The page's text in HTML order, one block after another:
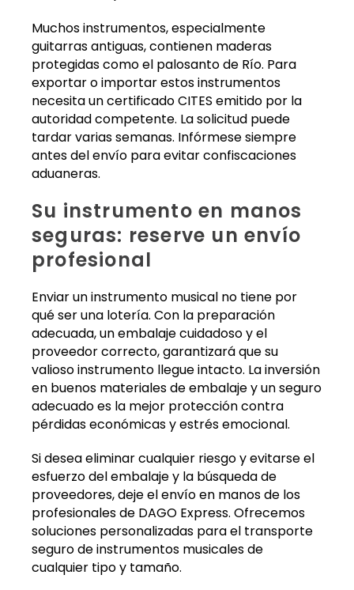
Muchos instrumentos, especialmente
guitarras antiguas, contienen maderas
protegidas como el palosanto de Río. Para
exportar o importar estos instrumentos
necesita un certificado CITES emitido por la
autoridad competente. La solicitud puede
tardar varias semanas. Infórmese siempre
antes del envío para evitar confiscaciones
aduaneras.
Su instrumento en manos
seguras: reserve un envío
profesional
Enviar un instrumento musical no tiene por
qué ser una lotería. Con la preparación
adecuada, un embalaje cuidadoso y el
proveedor correcto, garantizará que su
valioso instrumento llegue intacto. La inversión
en buenos materiales de embalaje y un seguro
adecuado es la mejor protección contra
pérdidas económicas y estrés emocional.
Si desea eliminar cualquier riesgo y evitarse el
esfuerzo del embalaje y la búsqueda de
proveedores, deje el envío en manos de los
profesionales de DAGO Express. Ofrecemos
soluciones personalizadas para el transporte
seguro de instrumentos musicales de
cualquier tipo y tamaño.